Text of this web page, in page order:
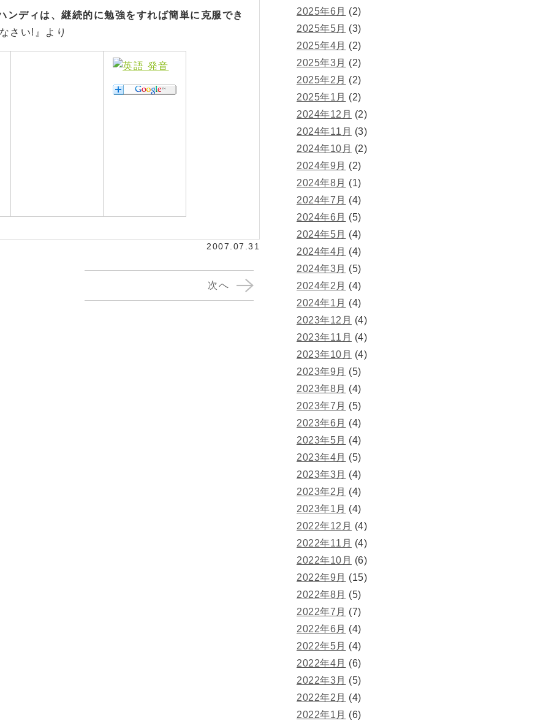
ンディは、継続的に勉強をすれば簡単に克服でき
さい!』より
2007.07.31
次へ
2025年6月 (2)
2025年5月 (3)
2025年4月 (2)
2025年3月 (2)
2025年2月 (2)
2025年1月 (2)
2024年12月 (2)
2024年11月 (3)
2024年10月 (2)
2024年9月 (2)
2024年8月 (1)
2024年7月 (4)
2024年6月 (5)
2024年5月 (4)
2024年4月 (4)
2024年3月 (5)
2024年2月 (4)
2024年1月 (4)
2023年12月 (4)
2023年11月 (4)
2023年10月 (4)
2023年9月 (5)
2023年8月 (4)
2023年7月 (5)
2023年6月 (4)
2023年5月 (4)
2023年4月 (5)
2023年3月 (4)
2023年2月 (4)
2023年1月 (4)
2022年12月 (4)
2022年11月 (4)
2022年10月 (6)
2022年9月 (15)
2022年8月 (5)
2022年7月 (7)
2022年6月 (4)
2022年5月 (4)
2022年4月 (6)
2022年3月 (5)
2022年2月 (4)
2022年1月 (6)